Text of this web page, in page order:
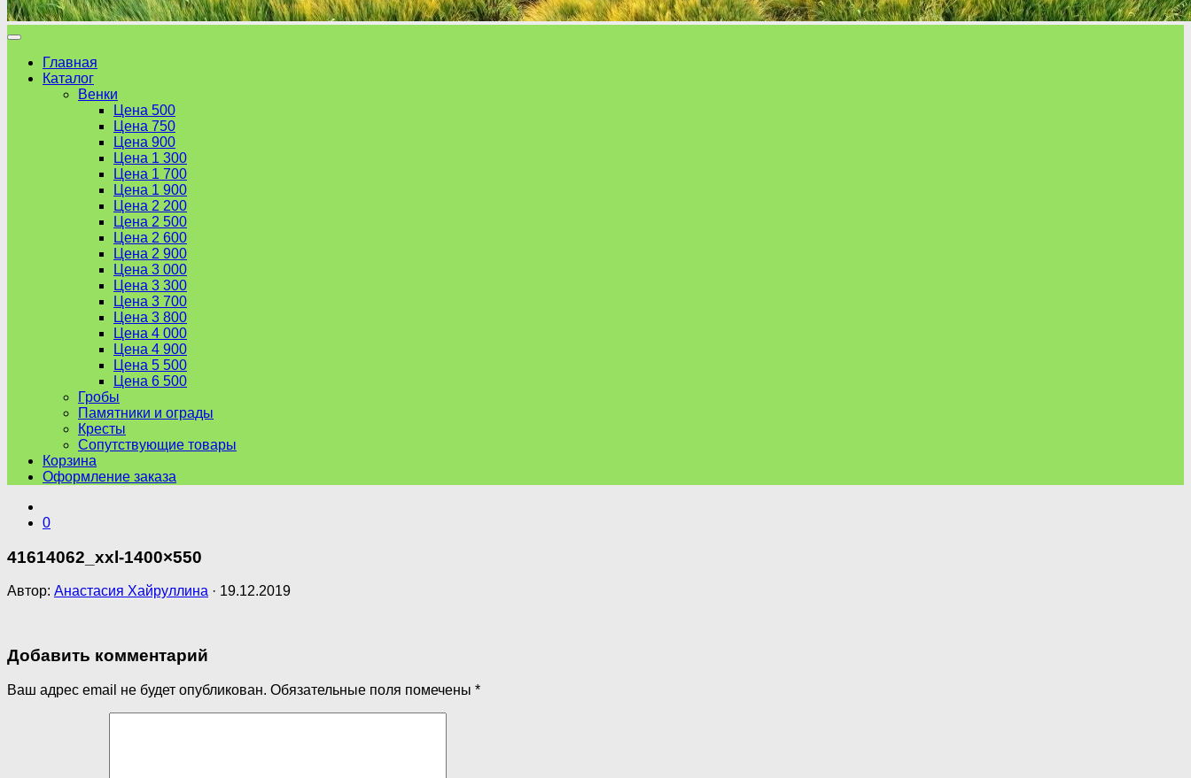
Главная
Каталог
Венки
Цена 500
Цена 750
Цена 900
Цена 1 300
Цена 1 700
Цена 1 900
Цена 2 200
Цена 2 500
Цена 2 600
Цена 2 900
Цена 3 000
Цена 3 300
Цена 3 700
Цена 3 800
Цена 4 000
Цена 4 900
Цена 5 500
Цена 6 500
Гробы
Памятники и ограды
Кресты
Сопутствующие товары
Корзина
Оформление заказа
0
41614062_xxl-1400×550
Автор: Анастасия Хайруллина · 19.12.2019
Добавить комментарий
Ваш адрес email не будет опубликован. Обязательные поля помечены *